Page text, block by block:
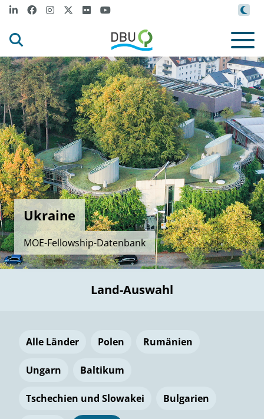
Ukraine
MOE-Fellowship-Datenbank
Land-Auswahl
Alle Länder Polen Rumänien
Ungarn Baltikum
Tschechien und Slowakei Bulgarien